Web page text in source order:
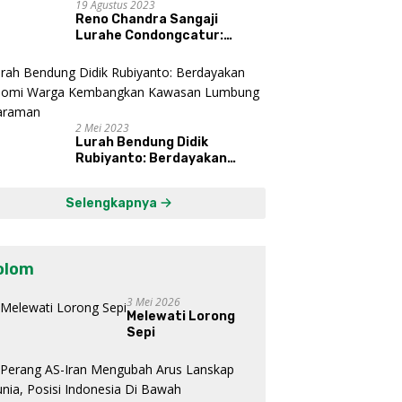
19 Agustus 2023
Reno Chandra Sangaji
Lurahe Condongcatur:
Proses, Dengarkan Suara
Masyarakat, dan Syukuri
Hasil
2 Mei 2023
Lurah Bendung Didik
Rubiyanto: Berdayakan
Mataraman
Selengkapnya
3 Mei 2026
Melewati Lorong
Sepi